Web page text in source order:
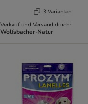
3 Varianten
Verkauf und Versand durch:
Wolfsbacher-Natur